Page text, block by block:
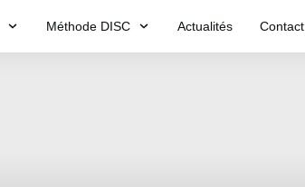
Méthode DISC Actualités Contact